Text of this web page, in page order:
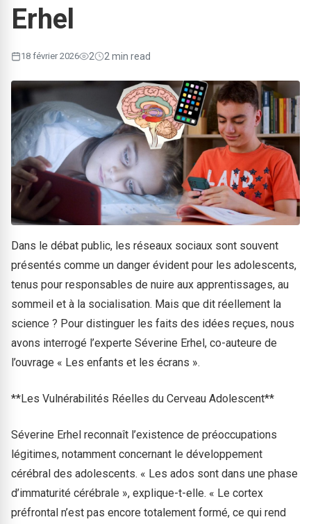
Erhel
18 février 2026 2 2 min read
Dans le débat public, les réseaux sociaux sont souvent
présentés comme un danger évident pour les adolescents,
tenus pour responsables de nuire aux apprentissages, au
sommeil et à la socialisation. Mais que dit réellement la
science ? Pour distinguer les faits des idées reçues, nous
avons interrogé l’experte Séverine Erhel, co-auteure de
l’ouvrage « Les enfants et les écrans ».
**Les Vulnérabilités Réelles du Cerveau Adolescent**
Séverine Erhel reconnaît l’existence de préoccupations
légitimes, notamment concernant le développement
cérébral des adolescents. « Les ados sont dans une phase
d’immaturité cérébrale », explique-t-elle. « Le cortex
préfrontal n’est pas encore totalement formé, ce qui rend